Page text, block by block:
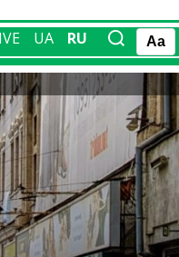
UA RU Aa